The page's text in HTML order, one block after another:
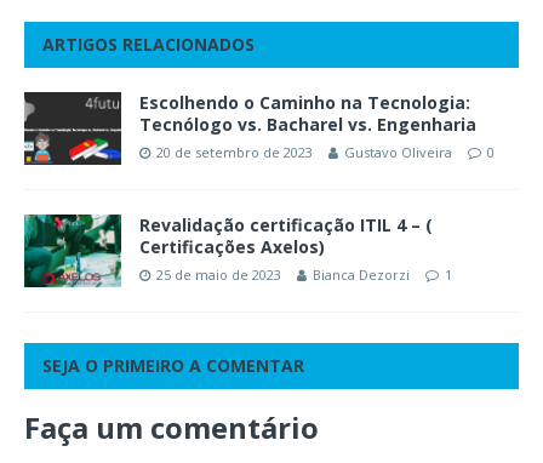
ARTIGOS RELACIONADOS
Escolhendo o Caminho na Tecnologia:
Tecnólogo vs. Bacharel vs. Engenharia
20 de setembro de 2023 Gustavo Oliveira 0
Revalidação certificação ITIL 4 – (
Certificações Axelos)
25 de maio de 2023 Bianca Dezorzi 1
SEJA O PRIMEIRO A COMENTAR
Faça um comentário